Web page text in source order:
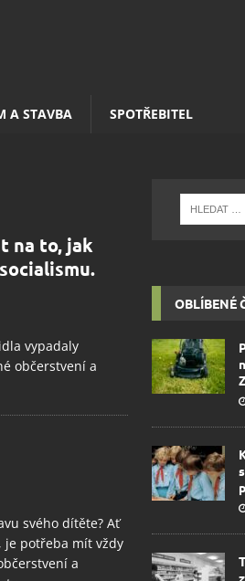
A STAVBA SPOTŘEBITEL
na to, jak
vypadaly
občerstvení a
svého dítěte? Ať
je potřeba mít vždy
a
OBLÍBENÉ